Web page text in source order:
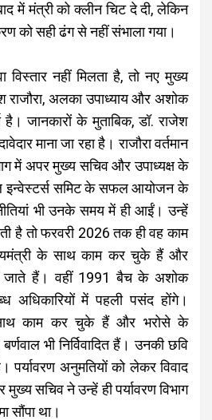
में मंत्री को क्लीन चिट दे दी, लेकिन
को सही ढंग से नहीं संभाला गया।
नहीं मिलता है, तो नए मुख्य
अलका उपाध्याय और अशोक
है। जानकारों के मुताबिक, डॉ. राजेश
माना जा रहा है। राजौरा वर्तमान
में अपर मुख्य सचिव और उपाध्यक्ष के
इन्वेस्टर्स समिट के सफल आयोजन के
भी उनके समय में ही आईं। उन्हें
है तो फरवरी 2026 तक ही वह काम
के साथ काम कर चुके हैं और
जाते हैं। वहीं 1991 बैच के अशोक
अधिकारियों में पहली पसंद होंगे।
साथ काम कर चुके हैं और भरोसे के
भी निर्विवादित हैं। उनकी छवि
पर्यावरण अनुमतियों को लेकर विवाद
सचिव ने उन्हें ही पर्यावरण विभाग
सौंपा था।